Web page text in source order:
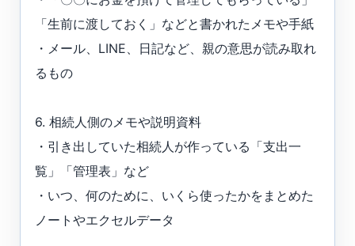
「生前に渡しておく」などと書かれたメモや手紙
・メール、LINE、日記など、親の意思が読み取れ
るもの
6. 相続人側のメモや説明資料
・引き出していた相続人が作っている「支出一
覧」「管理表」など
・いつ、何のために、いくら使ったかをまとめた
ノートやエクセルデータ